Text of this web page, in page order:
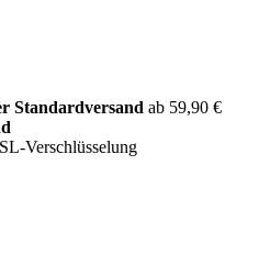
Standardversand ab 59,90 €
Verschlüsselung